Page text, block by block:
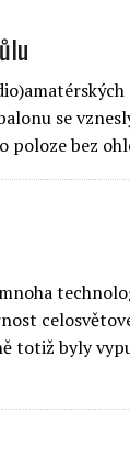
se
poloze bez
totiž byly